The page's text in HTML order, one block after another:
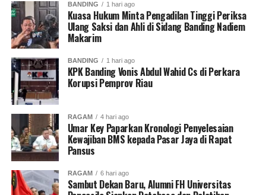
BANDING 1 hari ago
Kuasa Hukum Minta Pengadilan Tinggi Periksa
Ulang Saksi dan Ahli di Sidang Banding Nadiem
Makarim
BANDING 1 hari ago
KPK Banding Vonis Abdul Wahid Cs di Perkara
Korupsi Pemprov Riau
RAGAM 4 hari ago
Umar Key Paparkan Kronologi Penyelesaian
Kewajiban BMS kepada Pasar Jaya di Rapat
Pansus
RAGAM 6 hari ago
Sambut Dekan Baru, Alumni FH Universitas